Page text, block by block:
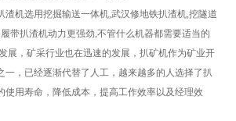
渣机选用挖掘输送一体机,武汉修地铁扒渣机,挖隧道
带扒渣机动力更强劲,不管什么机器都需要适当的
展，矿采行业也在迅速的发展，扒矿机作为矿业开
一，已经逐渐代替了人工，越来越多的人选择了扒
使用寿命，降低成本，提高工作效率以及经理效